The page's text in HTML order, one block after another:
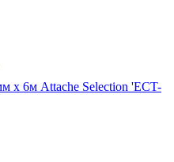
х 6м Attache Selection 'ECT-